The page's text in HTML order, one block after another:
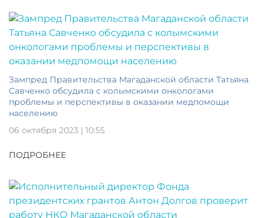
Зампред Правительства Магаданской области Татьяна
Савченко обсудила с колымскими онкологами
проблемы и перспективы в оказании медпомощи
населению
06 октября 2023 | 10:55
ПОДРОБНЕЕ